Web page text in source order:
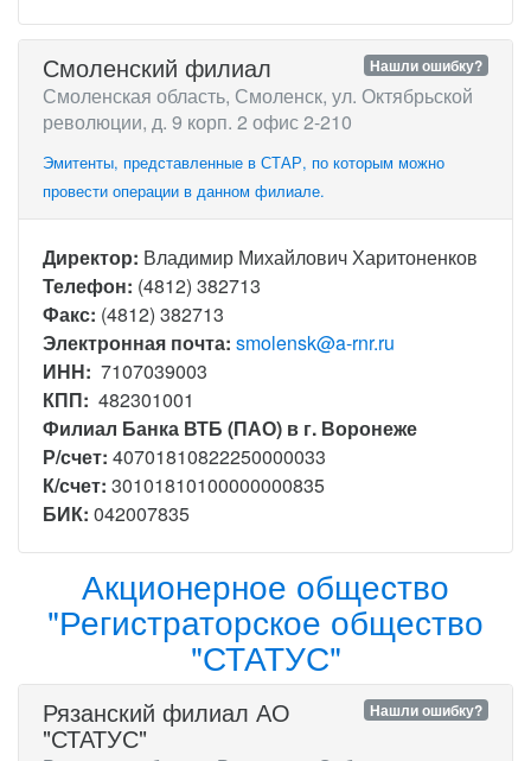
Нашли ошибку?
Смоленский филиал
Смоленская область, Смоленск, ул. Октябрьской
революции, д. 9 корп. 2 офис 2-210
Эмитенты, представленные в СТАР, по которым можно
провести операции в данном филиале.
Директор: Владимир Михайлович Харитоненков
Телефон: (4812) 382713
Факс: (4812) 382713
Электронная почта: smolensk@a-rnr.ru
ИНН: 7107039003
КПП: 482301001
Филиал Банка ВТБ (ПАО) в г. Воронеже
Р/счет: 40701810822250000033
К/счет: 30101810100000000835
БИК: 042007835
Акционерное общество
"Регистраторское общество
"СТАТУС"
Нашли ошибку?
Рязанский филиал АО
"СТАТУС"